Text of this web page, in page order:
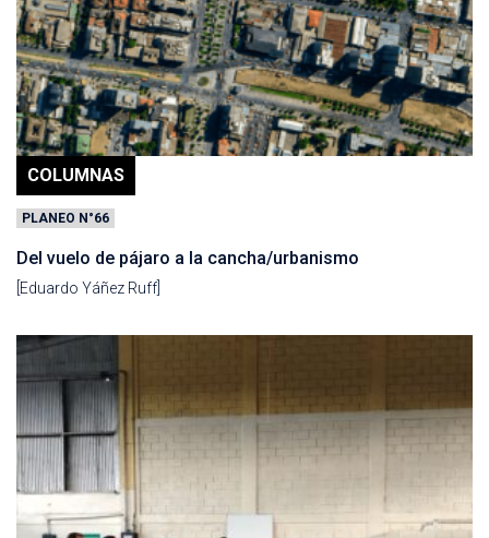
COLUMNAS
PLANEO N°66
Del vuelo de pájaro a la cancha/urbanismo
[Eduardo Yáñez Ruff]